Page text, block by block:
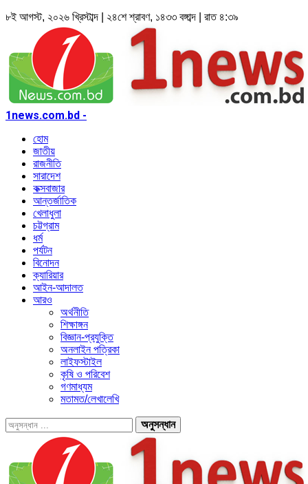
৮ই আগস্ট, ২০২৬ খ্রিস্টাব্দ | ২৪শে শ্রাবণ, ১৪৩৩ বঙ্গাব্দ | রাত ৪:৩৯
1news.com.bd -
হোম
জাতীয়
রাজনীতি
সারাদেশ
কক্সবাজার
আন্তর্জাতিক
খেলাধুলা
চট্টগ্রাম
ধর্ম
পর্যটন
বিনোদন
ক্যারিয়ার
আইন-আদালত
আরও
অর্থনীতি
শিক্ষাঙ্গন
বিজ্ঞান-প্রযুক্তি
অনলাইন পত্রিকা
লাইফস্টাইল
কৃষি ও পরিবেশ
গণমাধ্যম
মতামত/লেখালেখি